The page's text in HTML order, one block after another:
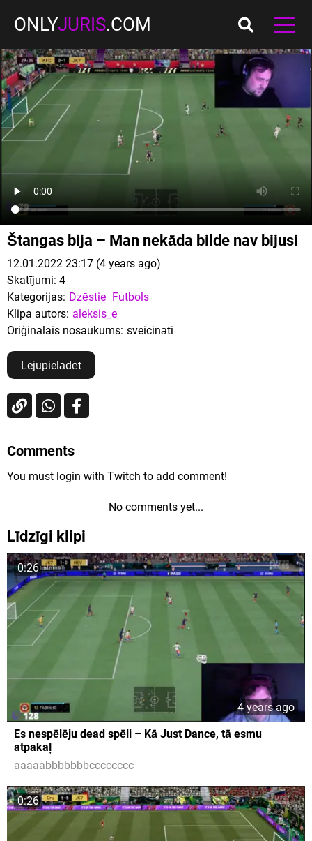
ONLYJURIS.COM
Štangas bija – Man nekāda bilde nav bijusi
12.01.2022 23:17 (4 years ago)
Skatījumi: 4
Kategorijas: Dzēstie Futbols
Klipa autors: aleksis_e
Oriģinālais nosaukums: sveicināti
Lejupielādēt
Comments
You must login with Twitch to add comment!
No comments yet...
Līdzīgi klipi
0:26
4 years ago
Es nespēlēju dead spēli – Kā Just Dance, tā esmu
atpakaļ
aaaaabbbbbbbcccccccc
0:26